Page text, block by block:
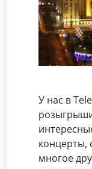
15:00состоится
империи».